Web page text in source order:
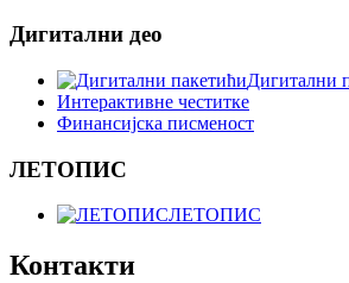
Дигитални део
Дигитални
Интерактивне честитке
Финансијска писменост
ЛЕТОПИС
ЛЕТОПИС
Контакти